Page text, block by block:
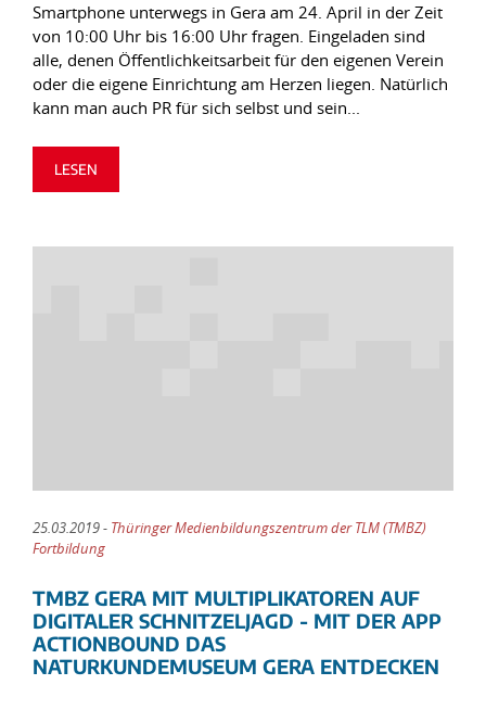
Smartphone unterwegs in Gera am 24. April in der Zeit
von 10:00 Uhr bis 16:00 Uhr fragen. Eingeladen sind
alle, denen Öffentlichkeitsarbeit für den eigenen Verein
oder die eigene Einrichtung am Herzen liegen. Natürlich
kann man auch PR für sich selbst und sein...
LESEN
25.03.2019 - Thüringer Medienbildungszentrum der TLM (TMBZ)
Fortbildung
TMBZ GERA MIT MULTIPLIKATOREN AUF
DIGITALER SCHNITZELJAGD - MIT DER APP
ACTIONBOUND DAS
NATURKUNDEMUSEUM GERA ENTDECKEN